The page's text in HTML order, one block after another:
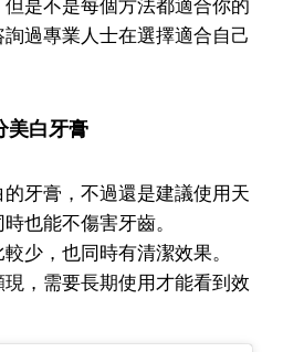
是不是每個方法都適合你的
過專業人士在選擇適合自己
美白牙膏
牙膏，不過還是建議使用天
也能不傷害牙齒。
少，也同時有清潔效果。
現，需要長期使用才能看到效